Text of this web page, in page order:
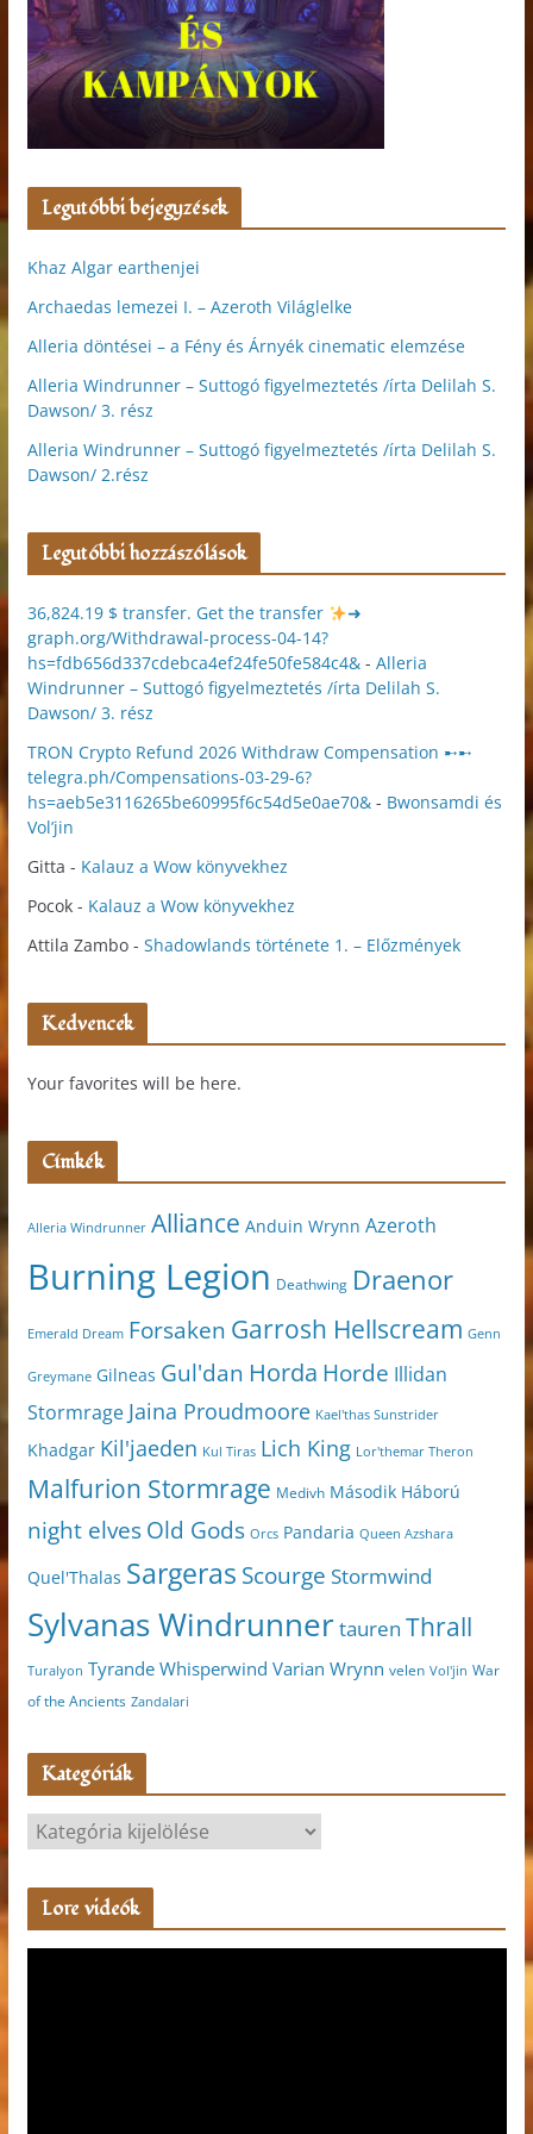
Legutóbbi bejegyzések
Khaz Algar earthenjei
Archaedas lemezei I. – Azeroth Világlelke
Alleria döntései – a Fény és Árnyék cinematic elemzése
Alleria Windrunner – Suttogó figyelmeztetés /írta Delilah S.
Dawson/ 3. rész
Alleria Windrunner – Suttogó figyelmeztetés /írta Delilah S.
Dawson/ 2.rész
Legutóbbi hozzászólások
36,824.19 $ transfer. Get the transfer
➜
graph.org/Withdrawal-process-04-14?
hs=fdb656d337cdebca4ef24fe50fe584c4&- Alleria
Windrunner – Suttogó figyelmeztetés /írta Delilah S.
Dawson/ 3. rész
TRON Crypto Refund 2026 Withdraw Compensation ➸➸
telegra.ph/Compensations-03-29-6?
hs=aeb5e3116265be60995f6c54d5e0ae70&- Bwonsamdi és
Vol’jin
Gitta - Kalauz a Wow könyvekhez
Pocok- Kalauz a Wow könyvekhez
Attila Zambo- Shadowlands története 1. – Előzmények
Kedvencek
Your favorites will be here.
Címkék
Alleria Windrunner Alliance Anduin Wrynn Azeroth
Burning Legion Deathwing Draenor
Emerald Dream Forsaken Garrosh Hellscream Genn
Greymane Gilneas Gul'dan Horda Horde Illidan
Stormrage Jaina Proudmoore Kael'thas Sunstrider
Khadgar Kil'jaeden Kul Tiras Lich King Lor'themar Theron
Malfurion Stormrage Medivh Második Háború
night elves Old Gods Orcs Pandaria Queen Azshara
Quel'Thalas Sargeras Scourge Stormwind
Sylvanas Windrunnertauren Thrall
Turalyon Tyrande Whisperwind Varian Wrynn velen Vol'jin War
of the Ancients Zandalari
Kategóriák
t
g
Lore videók